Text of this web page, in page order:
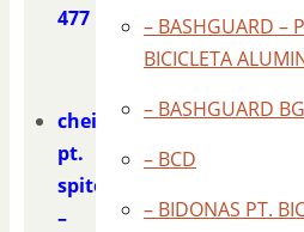
477
cheie
pt.
spite
–
– BASHGUARD –
BICICLETA
– BASHGUARD
– BCD
– BIDONAS PT.